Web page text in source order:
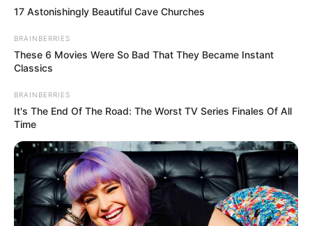
Пов’язаний запис
ГАРЯЧI ПОДІЇ
17 Astonishingly Beautiful Cave Churches
BRAINBERRIES
These 6 Movies Were So Bad That They Became Instant
Classics
BRAINBERRIES
It's The End Of The Road: The Worst TV Series Finales Of All
Time